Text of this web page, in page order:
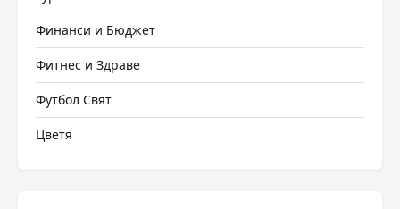
Финанси и Бюджет
Фитнес и Здраве
Футбол Свят
Цветя